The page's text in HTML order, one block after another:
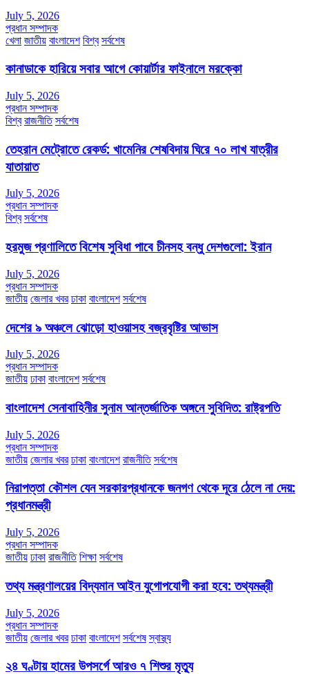
July 5, 2026
প্রধান সম্পাদক
খেলা জাতীয় বাংলাদেশ বিশ্ব সর্বশেষ
কানাডাকে হারিয়ে সবার আগে কোয়ার্টার ফাইনালে মরক্কো
July 5, 2026
প্রধান সম্পাদক
বিশ্ব রাজনীতি সর্বশেষ
তেহরান মেট্রোতে রেকর্ড: খামেনির শেষবিদায় ঘিরে ৭০ লাখ যাত্রীর
যাতায়াত
July 5, 2026
প্রধান সম্পাদক
বিশ্ব সর্বশেষ
হরমুজ প্রণালিতে বিশেষ সুবিধা পাবে চীনসহ বন্ধু দেশগুলো: ইরান
July 5, 2026
প্রধান সম্পাদক
জাতীয় জেলার খবর ঢাকা বাংলাদেশ সর্বশেষ
দেশের ৯ অঞ্চলে ঝোড়ো হাওয়াসহ বজ্রবৃষ্টির আভাস
July 5, 2026
প্রধান সম্পাদক
জাতীয় ঢাকা বাংলাদেশ সর্বশেষ
বাংলাদেশ সেনাবাহিনীর সুনাম আন্তর্জাতিক অঙ্গনে সুবিদিত: রাষ্ট্রপতি
July 5, 2026
প্রধান সম্পাদক
জাতীয় জেলার খবর ঢাকা বাংলাদেশ রাজনীতি সর্বশেষ
নিরাপত্তা কৌশল যেন সরকারপ্রধানকে জনগণ থেকে দূরে ঠেলে না দেয়:
প্রধানমন্ত্রী
July 5, 2026
প্রধান সম্পাদক
জাতীয় ঢাকা রাজনীতি শিক্ষা সর্বশেষ
তথ্য মন্ত্রণালয়ের বিদ্যমান আইন যুগোপযোগী করা হবে: তথ্যমন্ত্রী
July 5, 2026
প্রধান সম্পাদক
জাতীয় জেলার খবর ঢাকা বাংলাদেশ সর্বশেষ স্বাস্থ্য
২৪ ঘণ্টায় হামের উপসর্গে আরও ৭ শিশুর মৃত্যু